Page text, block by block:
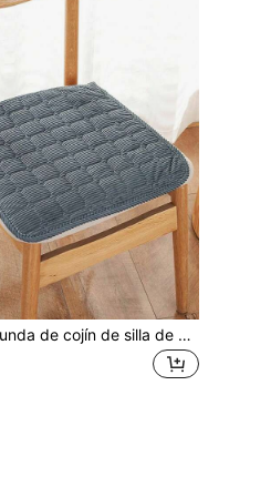
1 pieza Funda de cojín de silla de pana para todas las estaciones, anti-suciedad